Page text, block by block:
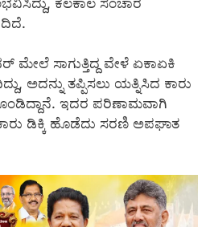
ಮೇಲೆ ಸಾಗುತ್ತಿದ್ದ ವೇಳೆ ಏಕಾಏಕಿ
ಅದನ್ನು ತಪ್ಪಿಸಲು ಯತ್ನಿಸಿದ ಕಾರು
ಇದರ ಪರಿಣಾಮವಾಗಿ
ಡಿಕ್ಕಿ ಹೊಡೆದು ಸರಣಿ ಅಪಘಾತ